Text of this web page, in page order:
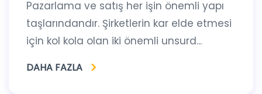
Pazarlama ve satış her işin önemli yapı
taşlarındandır. Şirketlerin kar elde etmesi
için kol kola olan iki önemli unsurd...
DAHA FAZLA